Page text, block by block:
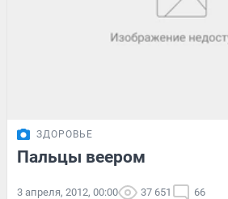
ЗДОРОВЬЕ
Пальцы веером
3 апреля, 2012, 00:00 37 651 66